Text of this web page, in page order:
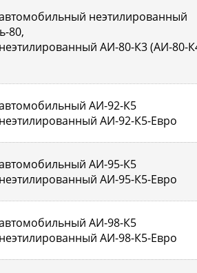
неэтилированный
80,
АИ-80-К3 (АИ-80-
АИ-92-К5
АИ-92-К5-Евро
АИ-95-К5
АИ-95-К5-Евро
АИ-98-К5
АИ-98-К5-Евро